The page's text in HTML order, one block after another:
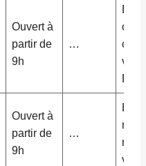
Ouvert à
partir de
9h
…
Die
Ouvert à
partir de
9h
…